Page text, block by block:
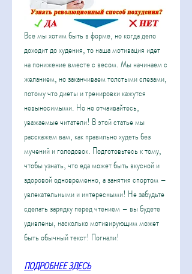
Все мы хотим быть в форме, но когда дело
доходит до худения, то наша мотивация идет
на понижение вместе с весом. Мы начинаем с
желанием, но заканчиваем толстыми слезами,
потому что диеты и тренировки кажутся
невыносимыми. Но не отчаивайтесь,
уважаемые читатели! В этой статье мы
расскажем вам, как правильно худеть без
мучений и голодовок. Подготовьтесь к тому,
чтобы узнать, что еда может быть вкусной и
здоровой одновременно, а занятия спортом –
увлекательными и интересными! Не забудьте
сделать зарядку перед чтением – вы будете
удивлены, насколько мотивирующим может
быть обычный текст! Погнали!
ПОДРОБНЕЕ ЗДЕСЬ